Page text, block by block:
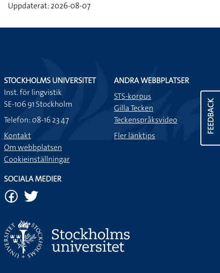
Uppdaterat: 2026-08-07
FEEDBACK
STOCKHOLMS UNIVERSITET
Inst. för lingvistik
SE-106 91 Stockholm
Telefon: 08-16 23 47
Kontakt
Om webbplatsen
Cookieinställningar
ANDRA WEBBPLATSER
STS-korpus
Gilla Tecken
Teckenspråksvideo
Fler länktips
SOCIALA MEDIER